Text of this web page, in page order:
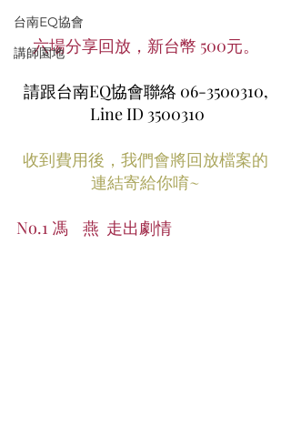
台南EQ協會
講師園地
六場分享回放，新台幣 500元。
請跟台南EQ協會聯絡 06-3500310,
Line ID 3500310
收到費用後，我們會將回放檔案的
連結寄給你唷~
No.1 馮    燕  走出劇情